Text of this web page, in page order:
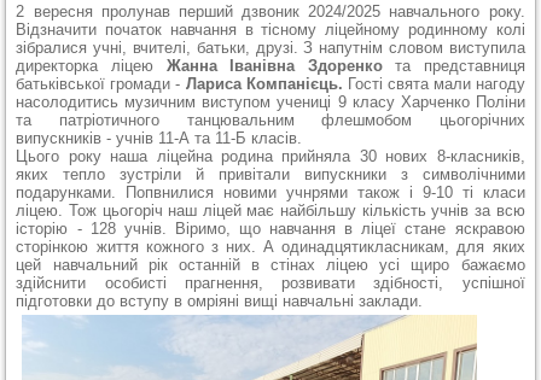
2 вересня пролунав перший дзвоник 2024/2025 навчального року.
Відзначити початок навчання в тісному ліцейному родинному колі
зібралися учні, вчителі, батьки, друзі. З напутнім словом виступила
директорка ліцею Жанна Іванівна Здоренкота представниця
батьківської громади - Лариса Компанієць. Гості свята мали нагоду
насолодитись музичним виступом учениці 9 класу Харченко Поліни
та патріотичного танцювальним флешмобом цьогорічних
випускників - учнів 11-А та 11-Б класів.
Цього року наша ліцейна родина прийняла 30 нових 8-класників,
яких тепло зустріли й привітали випускники з символічними
подарунками. Попвнилися новими учнрями також і 9-10 ті класи
ліцею. Тож цьогоріч наш ліцей має найбільшу кількість учнів за всю
історію - 128 учнів. Віримо, що навчання в ліцеї стане яскравою
сторінкою життя кожного з них. А одинадцятикласникам, для яких
цей навчальний рік останній в стінах ліцею усі щиро бажаємо
здійснити особисті прагнення, розвивати здібності, успішної
підготовки до вступу в омріяні вищі навчальні заклади.